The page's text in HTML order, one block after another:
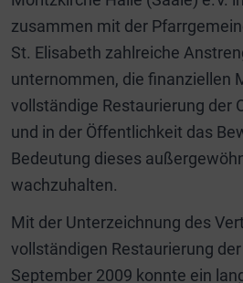
zusammen mit der
St. Elisabeth zahlreiche
unternommen, die finanziellen
vollständige Restaurierung der
und in der Öffentlichkeit das
Bedeutung dieses
wachzuhalten.
Mit der Unterzeichnung des
vollständigen Restaurierung
September 2009 konnte ein